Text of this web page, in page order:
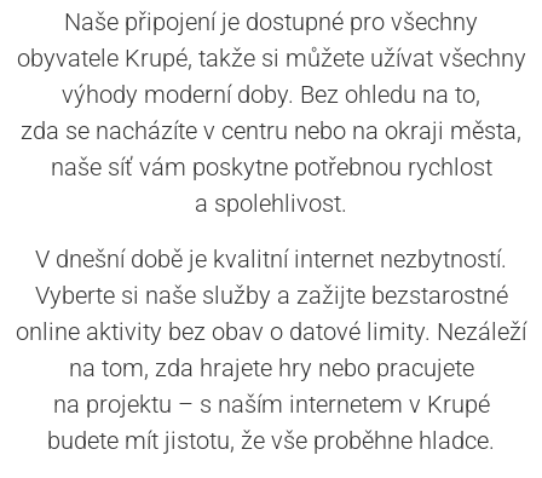
Naše připojení je dostupné pro všechny
obyvatele Krupé, takže si můžete užívat všechny
výhody moderní doby. Bez ohledu na to,
zda se nacházíte v centru nebo na okraji města,
naše síť vám poskytne potřebnou rychlost
a spolehlivost.
V dnešní době je kvalitní internet nezbytností.
Vyberte si naše služby a zažijte bezstarostné
online aktivity bez obav o datové limity. Nezáleží
na tom, zda hrajete hry nebo pracujete
na projektu – s naším internetem v Krupé
budete mít jistotu, že vše proběhne hladce.